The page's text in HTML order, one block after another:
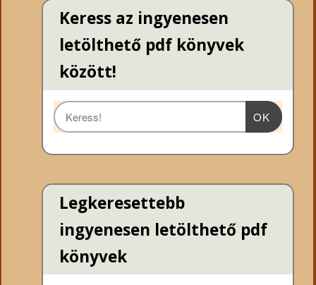
Keress az ingyenesen
letölthető pdf könyvek
között!
OK
Legkeresettebb
ingyenesen letölthető pdf
könyvek